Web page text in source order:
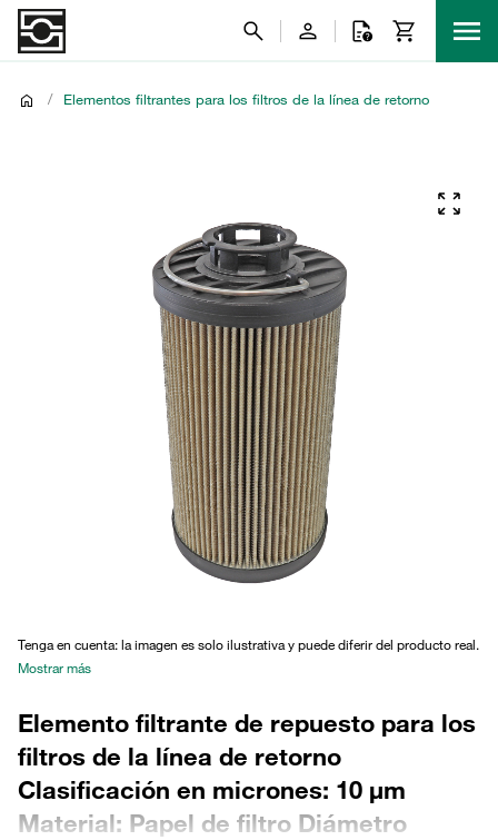
/ Elementos filtrantes para los filtros de la línea de retorno
Tenga en cuenta: la imagen es solo ilustrativa y puede diferir del producto real.
Mostrar más
Elemento filtrante de repuesto para los
filtros de la línea de retorno
Clasificación en micrones: 10 µm
Material: Papel de filtro Diámetro